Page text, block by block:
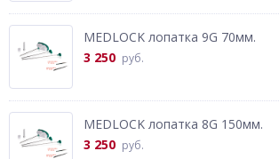
MEDLOCK лопатка 9G 70мм.
3 250 руб.
MEDLOCK лопатка 8G 150мм.
3 250 руб.